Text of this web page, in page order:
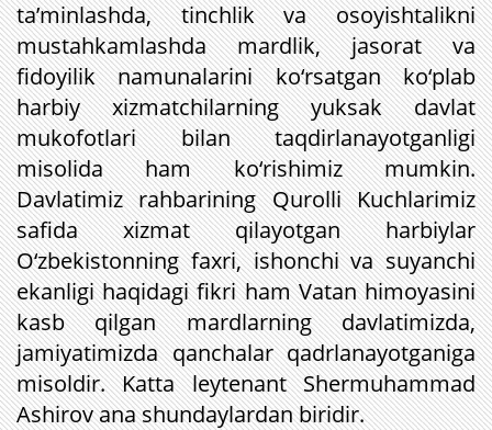
ta’minlashda, tinchlik va osoyishtalikni
mustahkamlashda mardlik, jasorat va
fidoyilik namunalarini ko‘rsatgan ko‘plab
harbiy xizmatchilarning yuksak davlat
mukofotlari bilan taqdirlanayotganligi
misolida ham ko‘rishimiz mumkin.
Davlatimiz rahbarining Qurolli Kuchlarimiz
safida xizmat qilayotgan harbiylar
O‘zbekistonning faxri, ishonchi va suyanchi
ekanligi haqidagi fikri ham Vatan himoyasini
kasb qilgan mardlarning davlatimizda,
jamiyatimizda qanchalar qadrlanayotganiga
misoldir. Katta leytenant Shermuhammad
Ashirov ana shundaylardan biridir.